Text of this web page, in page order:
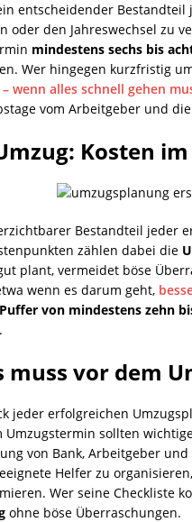
entscheidender
oder den Jahreswechsel zu
mindestens sechs bis
Wer hingegen kurzfristig
wenn alles schnell gehen
vom Arbeitgeber und
Kosten
Bestandteil jeder
zählen dabei die
plant, vermeidet böse
wenn es darum geht,
von mindestens zehn
muss vor dem
jeder erfolgreichen
sollten
von Bank, Arbeitgeber
Helfer zu
Wer seine Checkliste
ohne böse Überraschungen.